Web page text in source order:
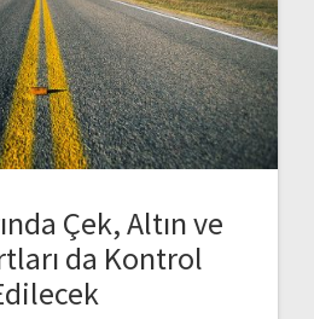
Çek, Altın ve
da Kontrol